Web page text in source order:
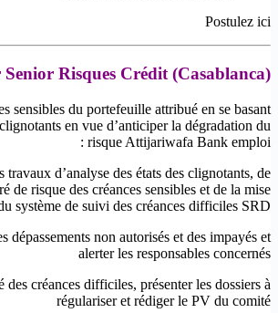
Postulez ici
Risques Crédit (Casablanca)
sensibles du portefeuille attribué en se basant
en vue d’anticiper la dégradation du
risque Attijariwafa Bank emploi :
travaux d’analyse des états des clignotants, de
de risque des créances sensibles et de la mise
système de suivi des créances difficiles SRD
dépassements non autorisés et des impayés et
alerter les responsables concernés
des créances difficiles, présenter les dossiers à
régulariser et rédiger le PV du comité